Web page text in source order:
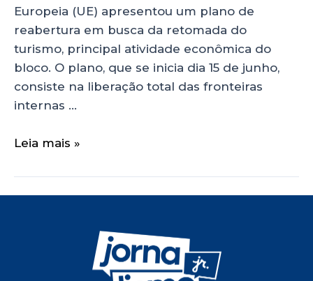
Europeia (UE) apresentou um plano de
reabertura em busca da retomada do
turismo, principal atividade econômica do
bloco. O plano, que se inicia dia 15 de junho,
consiste na liberação total das fronteiras
internas …
Leia mais »